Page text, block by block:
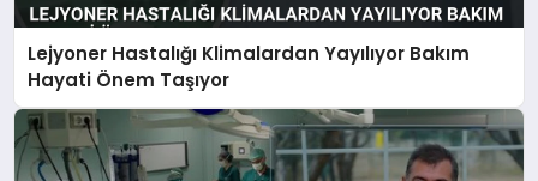
Lejyoner Hastalığı Klimalardan Yayılıyor Bakım
Hayati Önem Taşıyor